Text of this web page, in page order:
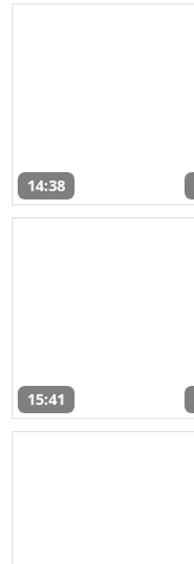
14:38
15:41